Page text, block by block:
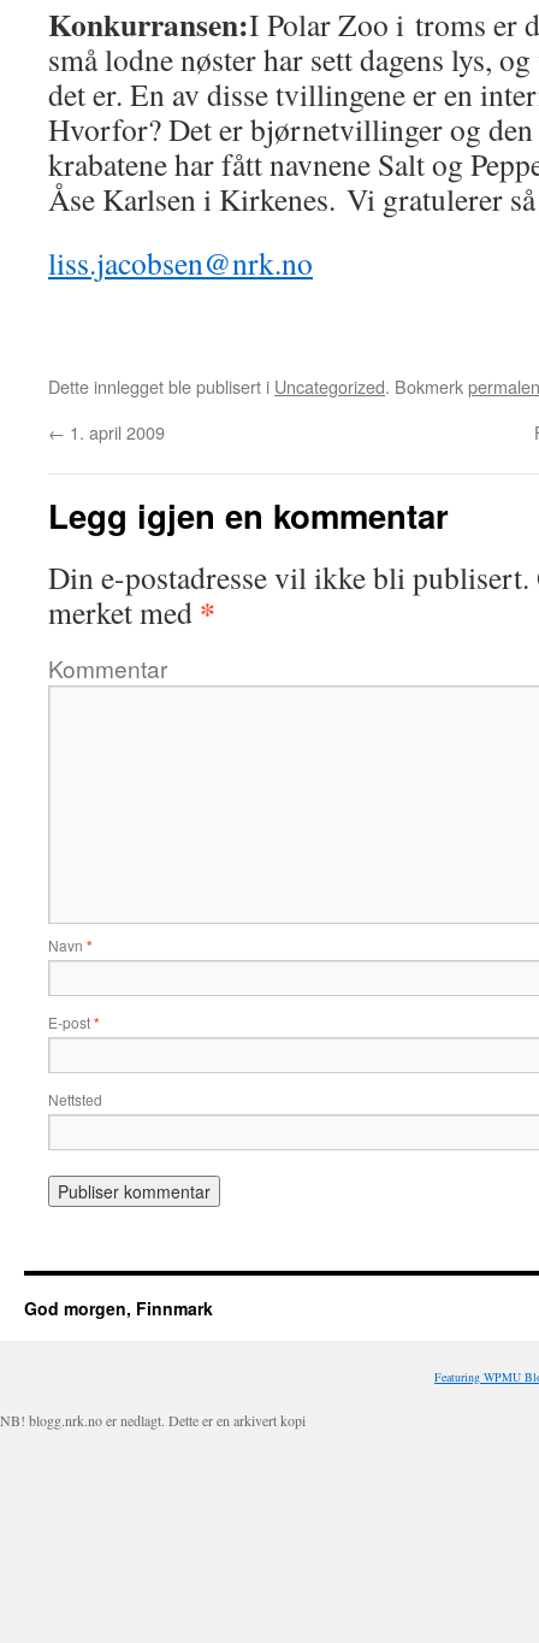
Konkurransen:I Polar Zoo i troms er
små lodne nøster har sett dagens lys,
det er. En av disse tvillingene er en
Hvorfor? Det er bjørnetvillinger og den
krabatene har fått navnene Salt og
Åse Karlsen i Kirkenes. Vi gratulerer
liss.jacobsen@nrk.no
Dette innlegget ble publisert i Uncategorized. Bokmerk
← 1. april 2009
Legg igjen en kommentar
Din e-postadresse vil ikke bli publisert.
merket med *
Kommentar
Navn *
E-post*
Nettsted
God morgen, Finnmark
Featuring WPMU
NB! blogg.nrk.no er nedlagt. Dette er en arkivert kopi